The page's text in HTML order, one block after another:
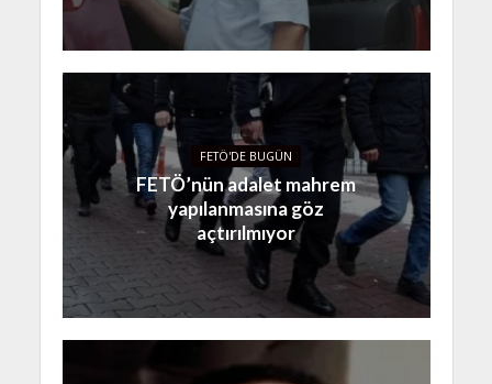
FETÖ'DE BUGÜN
FETÖ’nün adalet mahrem
yapılanmasına göz
açtırılmıyor